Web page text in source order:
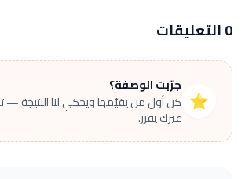
0 التعليقات
⭐
جرّبت الوصفة؟
كن أول من يقيّمها ويحكي لنا النتيجة —
غيرك يقرر.